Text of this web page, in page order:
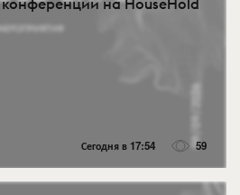
Сегодня в 17:54 59